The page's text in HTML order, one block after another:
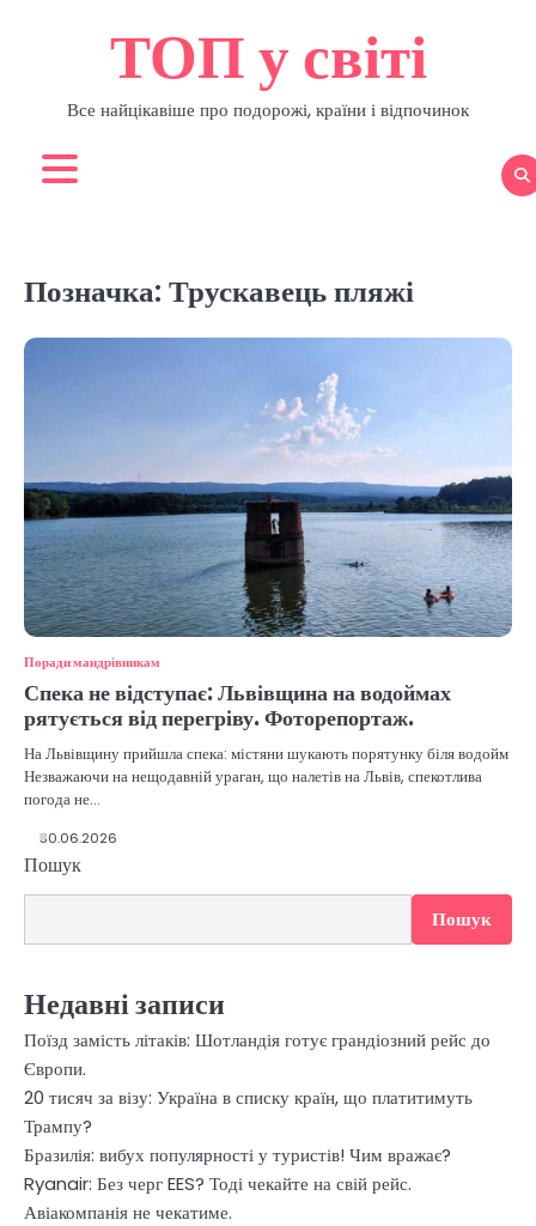
ТОП у світі
Все найцікавіше про подорожі, країни і відпочинок
Позначка:Трускавець пляжі
Поради мандрівникам
Спека не відступає: Львівщина на водоймах
рятується від перегріву. Фоторепортаж.
На Львівщину прийшла спека: містяни шукають порятунку біля водойм
Незважаючи на нещодавній ураган, що налетів на Львів, спекотлива
погода не…
30.06.2026
Пошук
Пошук
Недавні записи
Поїзд замість літаків: Шотландія готує грандіозний рейс до
Європи.
20 тисяч за візу: Україна в списку країн, що платитимуть
Трампу?
Бразилія: вибух популярності у туристів! Чим вражає?
Ryanair: Без черг EES? Тоді чекайте на свій рейс.
Авіакомпанія не чекатиме.